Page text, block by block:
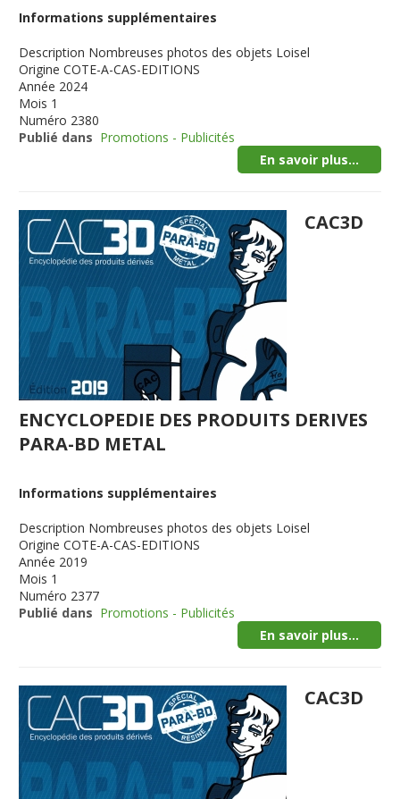
Informations supplémentaires
Description Nombreuses photos des objets Loisel
Origine COTE-A-CAS-EDITIONS
Année 2024
Mois 1
Numéro 2380
Publié dans Promotions - Publicités
En savoir plus...
CAC3D
ENCYCLOPEDIE DES PRODUITS DERIVES
PARA-BD METAL
Informations supplémentaires
Description Nombreuses photos des objets Loisel
Origine COTE-A-CAS-EDITIONS
Année 2019
Mois 1
Numéro 2377
Publié dans Promotions - Publicités
En savoir plus...
CAC3D